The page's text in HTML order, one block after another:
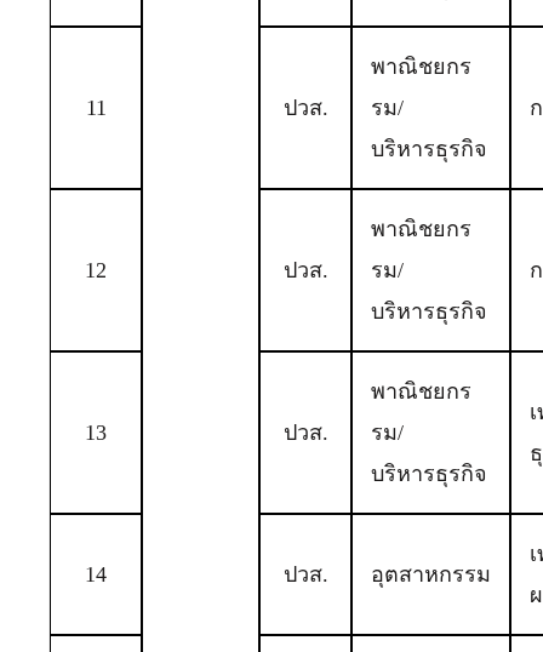
11 ปวส.
พาณิชยกร
รม/
บริหารธุรกิจ
12 ปวส.
พาณิชยกร
รม/
บริหารธุรกิจ
13 ปวส.
พาณิชยกร
รม/
บริหารธุรกิจ
14 ปวส. อุตสาหกรรม